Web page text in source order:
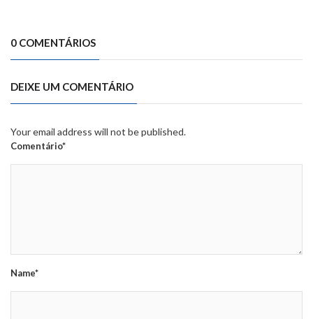
0 COMENTÁRIOS
DEIXE UM COMENTÁRIO
Your email address will not be published.
Comentário*
Name*